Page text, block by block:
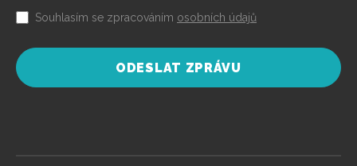
Souhlasím se zpracováním osobních údajů
ODESLAT ZPRÁVU